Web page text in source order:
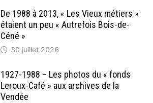
De 1988 à 2013, « Les Vieux métiers »
étaient un peu « Autrefois Bois-de-
Céné »
30 juillet 2026
1927-1988 – Les photos du « fonds
Leroux-Café » aux archives de la
Vendée